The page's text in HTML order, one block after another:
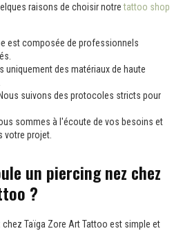
raisons de choisir notretattoo shop
est composée de professionnels
uniquement des matériaux de haute
suivons des protocoles stricts pour
sommes à l'écoute de vos besoins et
votre projet.
un piercing nez chez
?
chez Taïga Zore Art Tattoo est simple et